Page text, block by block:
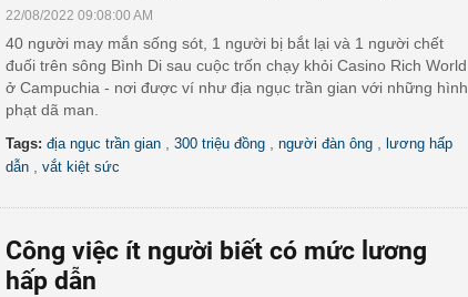
22/08/2022 09:08:00 AM
40 người may mắn sống sót, 1 người bị bắt lại và 1 người chết
đuối trên sông Bình Di sau cuộc trốn chạy khỏi Casino Rich World
ở Campuchia - nơi được ví như địa ngục trần gian với những hình
phạt dã man.
Tags: địa ngục trần gian 300 triệu đồng người đàn ông
lương hấp
dẫn
vắt kiệt sức
Công việc ít người biết có mức lương
hấp dẫn